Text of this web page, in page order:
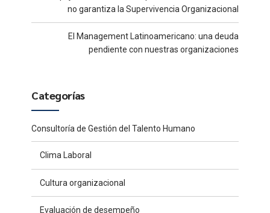
no garantiza la Supervivencia Organizacional
El Management Latinoamericano: una deuda
pendiente con nuestras organizaciones
Categorías
Consultoría de Gestión del Talento Humano
Clima Laboral
Cultura organizacional
Evaluación de desempeño